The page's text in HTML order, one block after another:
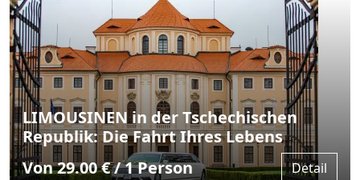
LIMOUSINEN in der Tschechischen
Republik: Die Fahrt Ihres Lebens
Von 29.00 € / 1 Person
Detail